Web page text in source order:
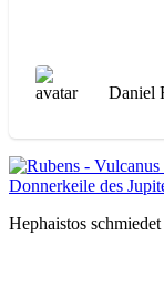
Daniel
Hephaistos